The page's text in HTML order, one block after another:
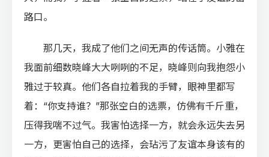
路口。
那几天，我成了他们之间无声的传话筒。小雅在
我面前细数晓峰大大咧咧的不足，晓峰则向我抱怨小
雅过于较真。他们各自拉着我的手臂，眼神里都写
着：“你支持谁？”那张空白的选票，仿佛有千斤重，
压得我喘不过气。我害怕选择一方，就会永远失去另
一方，更害怕自己的选择，会玷污了友谊本身该有的